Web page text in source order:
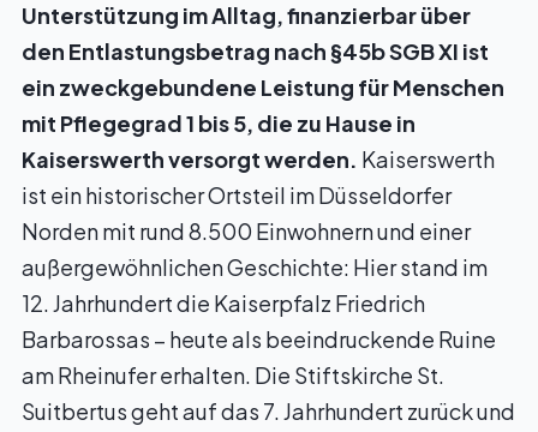
Unterstützung im Alltag, finanzierbar über
den Entlastungsbetrag nach §45b SGB XI ist
ein zweckgebundene Leistung für Menschen
mit Pflegegrad 1 bis 5, die zu Hause in
Kaiserswerth versorgt werden. Kaiserswerth
ist ein historischer Ortsteil im Düsseldorfer
Norden mit rund 8.500 Einwohnern und einer
außergewöhnlichen Geschichte: Hier stand im
12. Jahrhundert die Kaiserpfalz Friedrich
Barbarossas – heute als beeindruckende Ruine
am Rheinufer erhalten. Die Stiftskirche St.
Suitbertus geht auf das 7. Jahrhundert zurück und